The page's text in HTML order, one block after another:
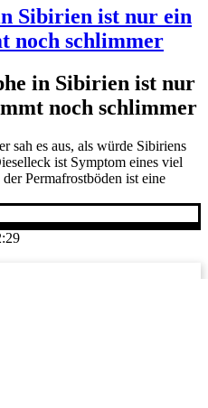
Sibirien ist nur ein
noch schlimmer
in Sibirien ist nur
noch schlimmer
sah es aus, als würde Sibiriens
ist Symptom eines viel
Permafrostböden ist eine